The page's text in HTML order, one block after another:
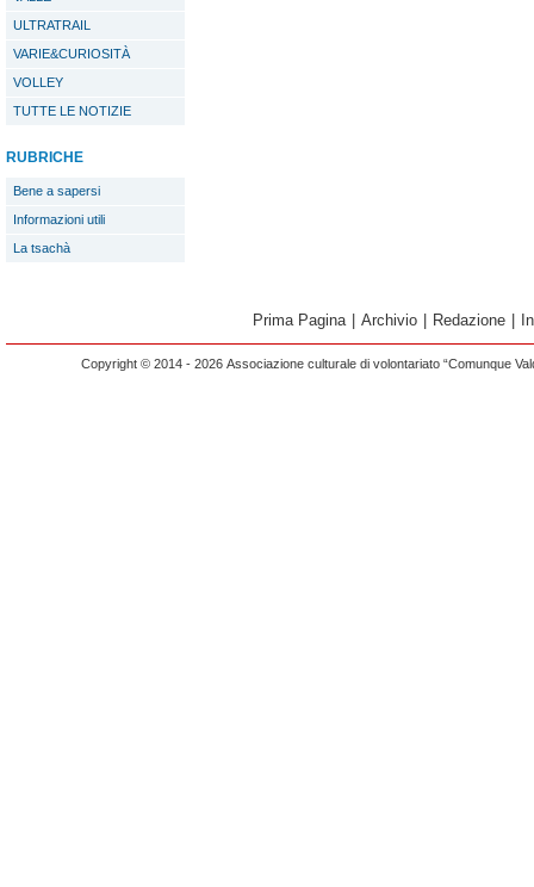
ULTRATRAIL
VARIE&CURIOSITÀ
VOLLEY
TUTTE LE NOTIZIE
RUBRICHE
Bene a sapersi
Informazioni utili
La tsachà
Prima Pagina Archivio Redazione
Copyright © 2014 - 2026 Associazione culturale di volontariato “Comunque